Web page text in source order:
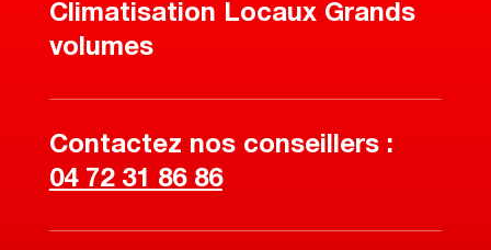
Climatisation Locaux Grands
volumes
Contactez nos conseillers :
04 72 31 86 86